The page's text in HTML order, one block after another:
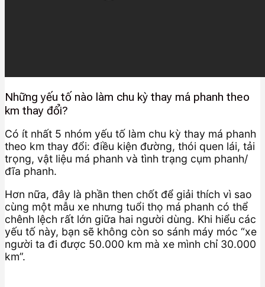
Những yếu tố nào làm chu kỳ thay má phanh theo
km thay đổi?
Có ít nhất 5 nhóm yếu tố làm chu kỳ thay má phanh
theo km thay đổi: điều kiện đường, thói quen lái, tải
trọng, vật liệu má phanh và tình trạng cụm phanh/
đĩa phanh.
Hơn nữa, đây là phần then chốt để giải thích vì sao
cùng một mẫu xe nhưng tuổi thọ má phanh có thể
chênh lệch rất lớn giữa hai người dùng. Khi hiểu các
yếu tố này, bạn sẽ không còn so sánh máy móc “xe
người ta đi được 50.000 km mà xe mình chỉ 30.000
km”.